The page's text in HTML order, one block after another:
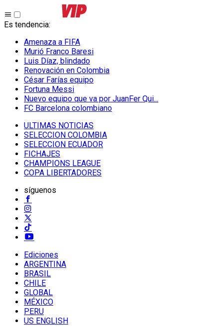
Es tendencia:
Amenaza a FIFA
Murió Franco Baresi
Luis Díaz, blindado
Renovación en Colombia
César Farías equipo
Fortuna Messi
Nuevo equipo que va por JuanFer Qui...
FC Barcelona colombiano
ULTIMAS NOTICIAS
SELECCION COLOMBIA
SELECCION ECUADOR
FICHAJES
CHAMPIONS LEAGUE
COPA LIBERTADORES
síguenos
Ediciones
ARGENTINA
BRASIL
CHILE
GLOBAL
MÉXICO
PERU
US ENGLISH